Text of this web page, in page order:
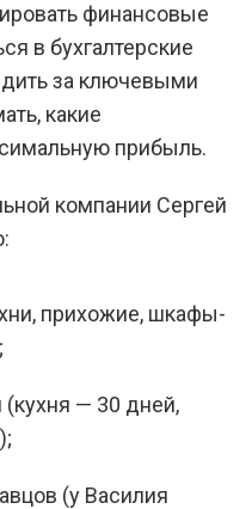
финансовые
в бухгалтерские
за ключевыми
какие
прибыль.
компании Сергей
прихожие, шкафы-
(кухня — 30 дней,
(у Василия